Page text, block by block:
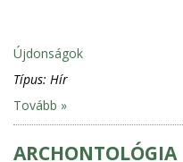
Újdonságok
Típus: Hír
Tovább »